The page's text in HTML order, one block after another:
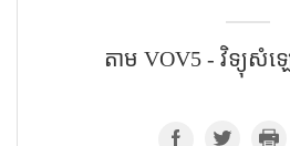
តាម​ VOV5​ - វិទ្យុសំ